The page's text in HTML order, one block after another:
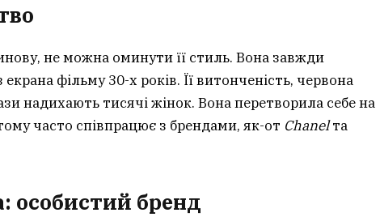
не можна оминути її стиль. Вона завжди
фільму 30-х років. Її витонченість, червона
надихають тисячі жінок. Вона перетворила себе на
часто співпрацює з брендами, як-от Chanelта
особистий бренд